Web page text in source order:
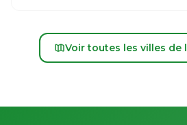
Voir toutes les villes de